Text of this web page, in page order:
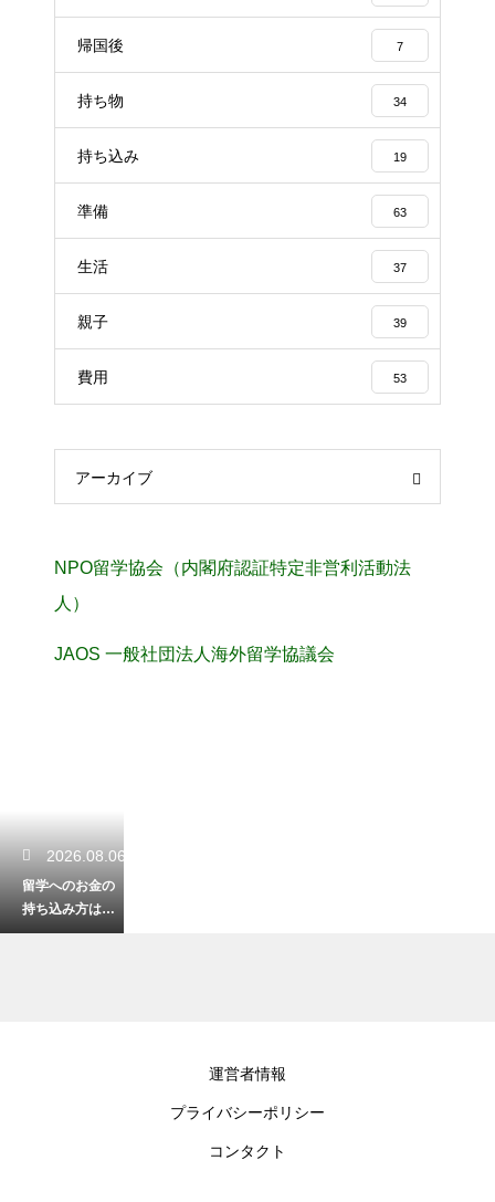
帰国後 7
持ち物 34
持ち込み 19
準備 63
生活 37
親子 39
費用 53
アーカイブ
NPO留学協会（内閣府認証特定非営利活動法
人）
JAOS 一般社団法人海外留学協議会
2026.08.06
留学へのお金の
持ち込み方は分
散が正解！安全
運営者情報
プライバシーポリシー
コンタクト